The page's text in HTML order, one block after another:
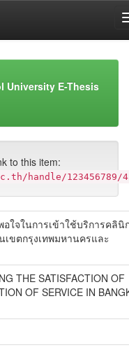
University E-Thesis
to this item:
handle/123456789/
ใจในการเข้าใช้บริการคลินิ
ขตกรุงเทพมหานครและ
THE SATISFACTION OF
OF SERVICE IN